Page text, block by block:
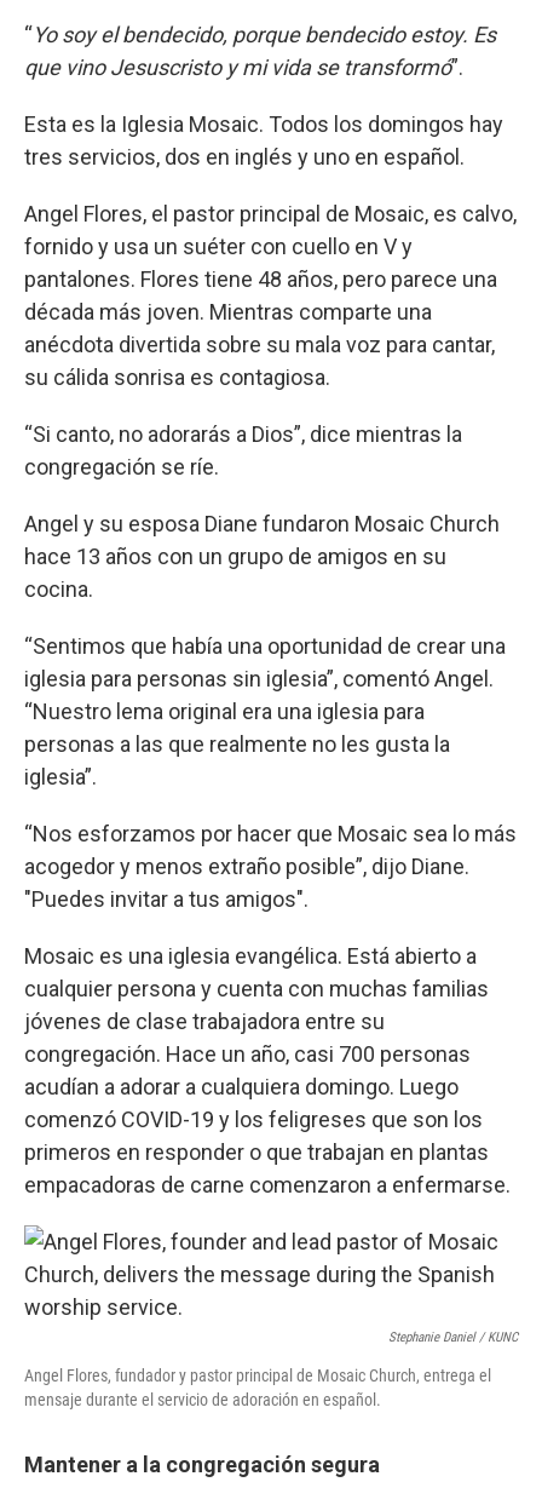
“Yo soy el bendecido, porque bendecido estoy. Es
que vino Jesuscristo y mi vida se transformó”.
Esta es la Iglesia Mosaic. Todos los domingos hay
tres servicios, dos en inglés y uno en español.
Angel Flores, el pastor principal de Mosaic, es calvo,
fornido y usa un suéter con cuello en V y
pantalones. Flores tiene 48 años, pero parece una
década más joven. Mientras comparte una
anécdota divertida sobre su mala voz para cantar,
su cálida sonrisa es contagiosa.
“Si canto, no adorarás a Dios”, dice mientras la
congregación se ríe.
Angel y su esposa Diane fundaron Mosaic Church
hace 13 años con un grupo de amigos en su
cocina.
“Sentimos que había una oportunidad de crear una
iglesia para personas sin iglesia”, comentó Angel.
“Nuestro lema original era una iglesia para
personas a las que realmente no les gusta la
iglesia”.
“Nos esforzamos por hacer que Mosaic sea lo más
acogedor y menos extraño posible”, dijo Diane.
"Puedes invitar a tus amigos".
Mosaic es una iglesia evangélica. Está abierto a
cualquier persona y cuenta con muchas familias
jóvenes de clase trabajadora entre su
congregación. Hace un año, casi 700 personas
acudían a adorar a cualquiera domingo. Luego
comenzó COVID-19 y los feligreses que son los
primeros en responder o que trabajan en plantas
empacadoras de carne comenzaron a enfermarse.
Stephanie Daniel / KUNC
Angel Flores, fundador y pastor principal de Mosaic Church, entrega el
mensaje durante el servicio de adoración en español.
Mantener a la congregación segura